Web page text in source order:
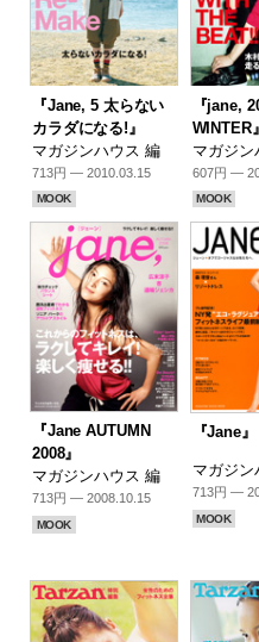
『Jane, 5 太らない
カラダになる!』
マガジンハウス 編
713円 — 2010.03.15
MOOK
『jane,
WINTER』
マガジン
607円 —
MOOK
『Jane AUTUMN
2008』
マガジンハウス 編
713円 — 2008.10.15
MOOK
『Jane』
マガジン
713円 —
MOOK